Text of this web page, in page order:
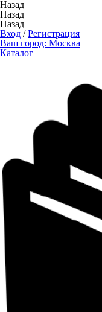
Назад
Назад
Назад
Вход /Регистрация
Ваш город: Москва
Каталог